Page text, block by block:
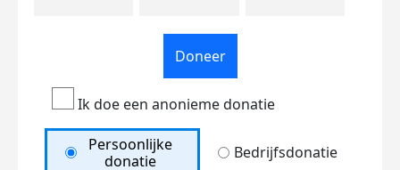
Doneer
Ik doe een anonieme donatie
Persoonlijke
donatie
Bedrijfsdonatie